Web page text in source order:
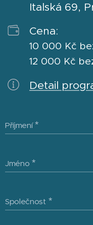
Italská 69,
Cena:
10 000 Kč
12 000 Kč
Detail
Příjmení
Jméno
Společnost